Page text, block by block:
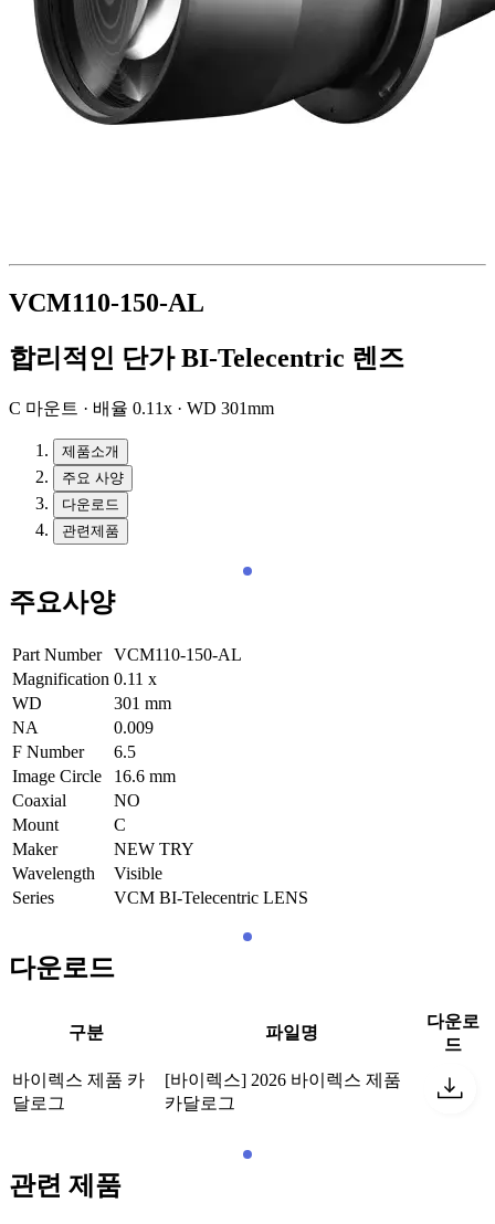
VCM110-150-AL
합리적인 단가 BI-Telecentric 렌즈
C 마운트 · 배율 0.11x · WD 301mm
제품소개
주요 사양
다운로드
관련제품
주요사양
Part Number
VCM110-150-AL
Magnification 0.11 x
WD
301 mm
NA
0.009
F Number
6.5
Image Circle
16.6 mm
Coaxial
NO
Mount
C
Maker
NEW TRY
Wavelength
Visible
Series
VCM BI-Telecentric LENS
다운로드
구분 파일명
다운로
드
바이렉스 제품 카
달로그
[바이렉스] 2026 바이렉스 제품
카달로그
관련 제품